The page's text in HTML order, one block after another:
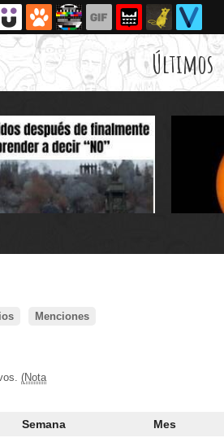
Últimos
Menciones
(Nota
Semana Mes